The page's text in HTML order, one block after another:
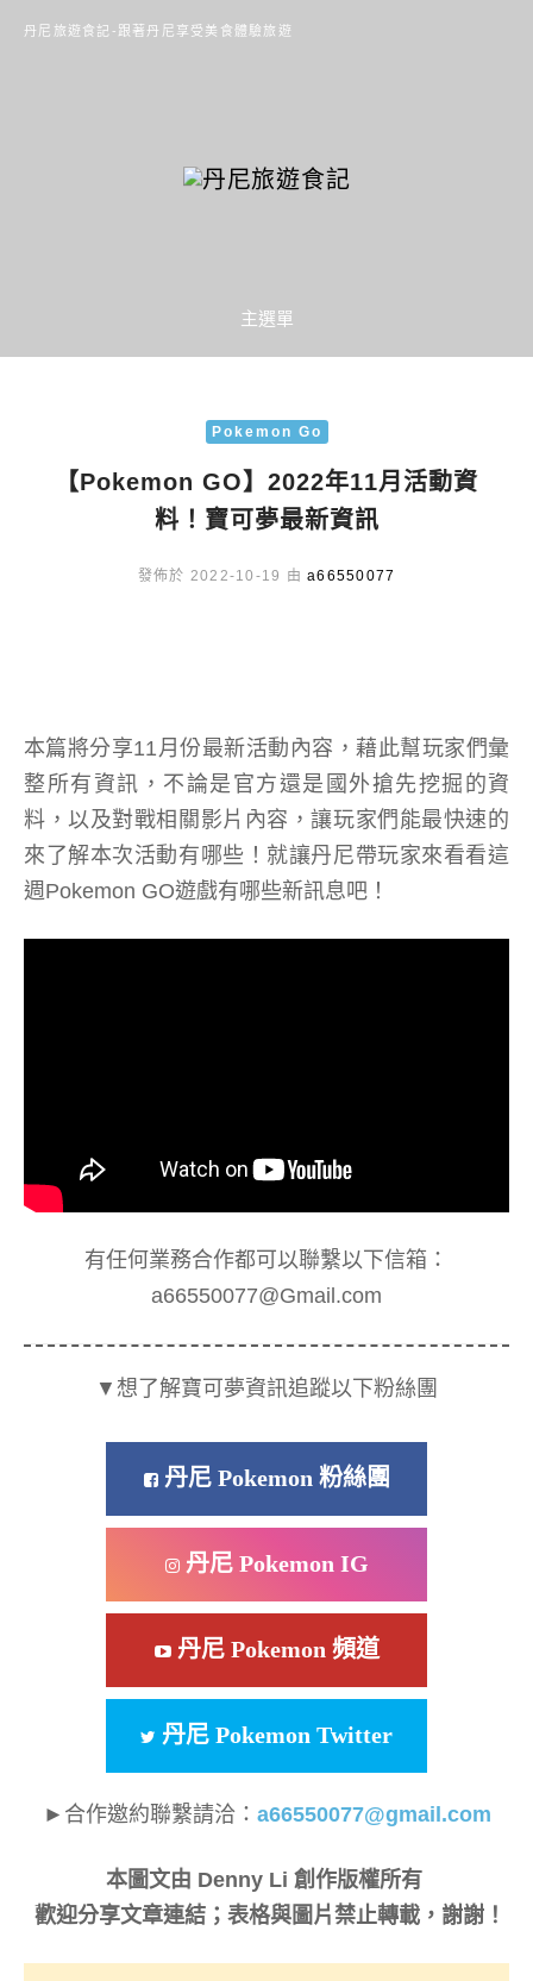
丹尼旅遊食記-跟著丹尼享受美食體驗旅遊
主選單
Pokemon Go
【Pokemon GO】2022年11月活動資
料！寶可夢最新資訊
發佈於 2022-10-19 由 a66550077
本篇將分享11月份最新活動內容，藉此幫玩家們彙
整所有資訊，不論是官方還是國外搶先挖掘的資
料，以及對戰相關影片內容，讓玩家們能最快速的
來了解本次活動有哪些！就讓丹尼帶玩家來看看這
週Pokemon GO遊戲有哪些新訊息吧！
有任何業務合作都可以聯繫以下信箱：
a66550077@Gmail.com
▼想了解寶可夢資訊追蹤以下粉絲團
丹尼 Pokemon 粉絲團
丹尼 Pokemon IG
丹尼 Pokemon 頻道
丹尼 Pokemon Twitter
►合作邀約聯繫請洽： a66550077@gmail.com
本圖文由 Denny Li 創作版權所有
歡迎分享文章連結；表格與圖片禁止轉載，謝謝！